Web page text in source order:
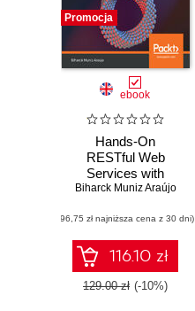
Promocja
ebook
Hands-On
RESTful Web
Services with
TypeScript 3.
develop scalable
RESTful APIs for
your applications
Biharck Muniz Araújo
(96,75 zł najniższa cena z 30 dni)
116.10 zł
129.00 zł (-10%)